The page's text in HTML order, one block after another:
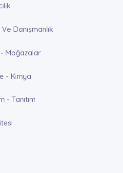
Danışmanlık
Mağazalar
- Kimya
- Tanıtım